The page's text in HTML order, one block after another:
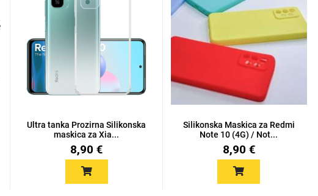
Ultra tanka Prozirna Silikonska
maskica za Xia...
8,90 €
Silikonska Maskica za Redmi
Note 10 (4G) / Not...
8,90 €